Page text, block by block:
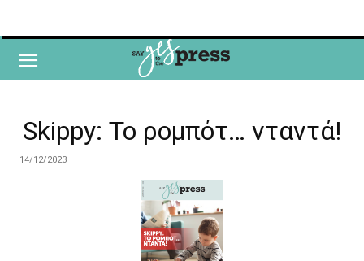
Skippy: Το ρομπότ… νταντά!
14/12/2023